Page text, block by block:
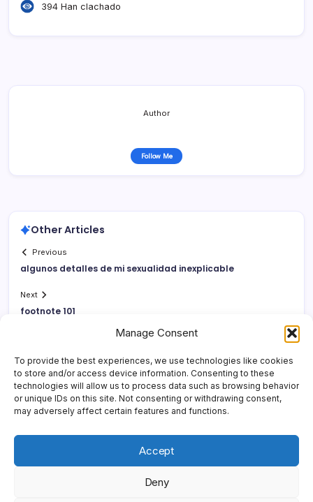
Manage Consent
To provide the best experiences, we use technologies like cookies
to store and/or access device information. Consenting to these
technologies will allow us to process data such as browsing behavior
or unique IDs on this site. Not consenting or withdrawing consent,
may adversely affect certain features and functions.
Accept
Deny
394 Han clachado
Author
Follow Me
Other Articles
Previous
algunos detalles de mi sexualidad inexplicable
Next
footnote 101